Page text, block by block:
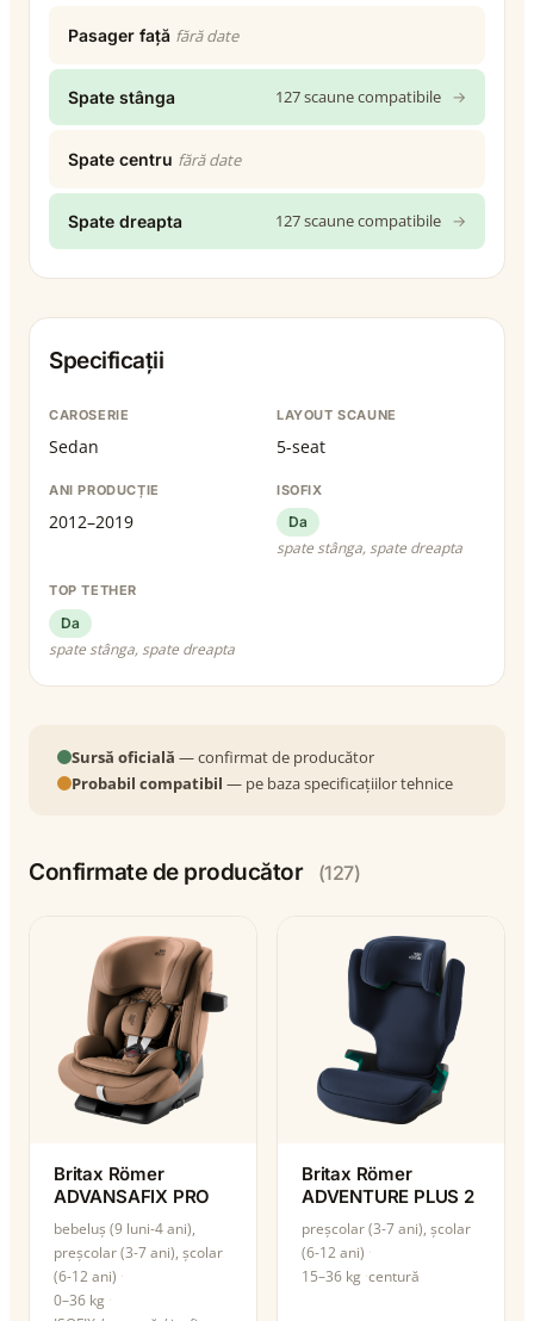
Pasager față fără date
Spate stânga 127 scaune compatibile →
Spate centru fără date
Spate dreapta 127 scaune compatibile →
Specificații
CAROSERIE
Sedan
LAYOUT SCAUNE
5-seat
ANI PRODUCȚIE
2012–2019
ISOFIX
Da
spate stânga, spate dreapta
TOP TETHER
Da
spate stânga, spate dreapta
Sursă oficială — confirmat de producător
Probabil compatibil — pe baza specificațiilor tehnice
Confirmate de producător (127)
Britax Römer
ADVANSAFIX PRO
bebeluș (9 luni-4 ani),
preșcolar (3-7 ani), școlar
(6-12 ani)
0–36 kg
Britax Römer
ADVENTURE PLUS 2
preșcolar (3-7 ani), școlar
(6-12 ani)
15–36 kg centură